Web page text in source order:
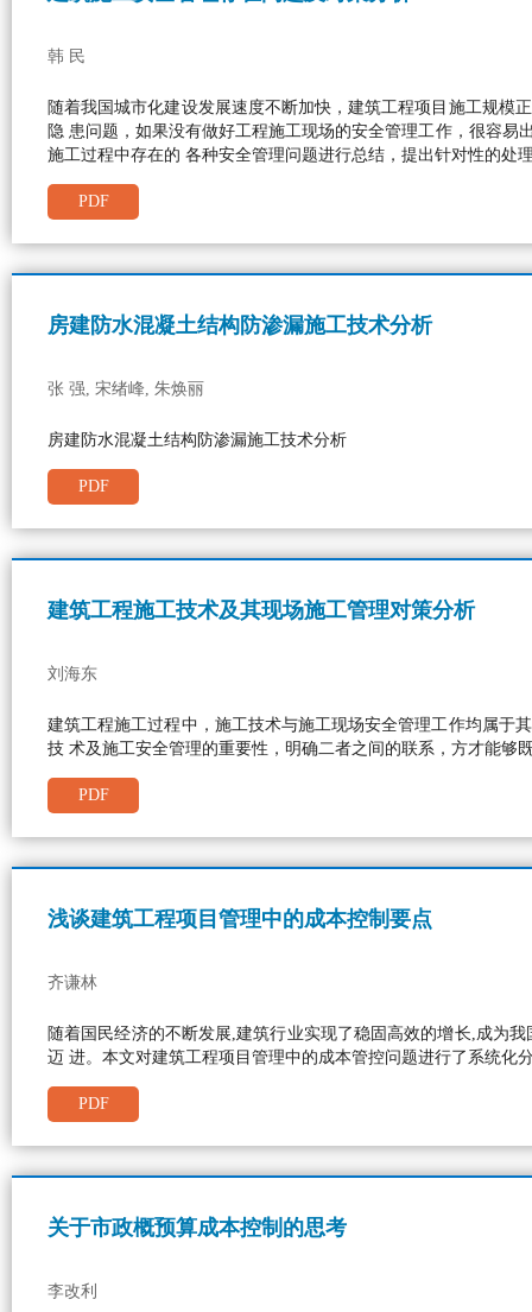
韩 民
随着我国城市化建设发展速度不断加快，建筑工程项目施工规模
隐 患问题，如果没有做好工程施工现场的安全管理工作，很容
施工过程中存在的 各种安全管理问题进行总结，提出针对性的处
PDF
房建防水混凝土结构防渗漏施工技术分析
张 强, 宋绪峰, 朱焕丽
房建防水混凝土结构防渗漏施工技术分析
PDF
建筑工程施工技术及其现场施工管理对策分析
刘海东
建筑工程施工过程中，施工技术与施工现场安全管理工作均属于
技 术及施工安全管理的重要性，明确二者之间的联系，方才能够
PDF
浅谈建筑工程项目管理中的成本控制要点
齐谦林
随着国民经济的不断发展,建筑行业实现了稳固高效的增长,成为
迈 进。本文对建筑工程项目管理中的成本管控问题进行了系统化
PDF
关于市政概预算成本控制的思考
李改利